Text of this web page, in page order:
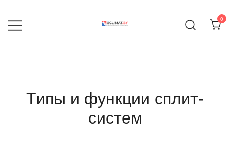
содержимому
0
Типы и функции сплит-
систем